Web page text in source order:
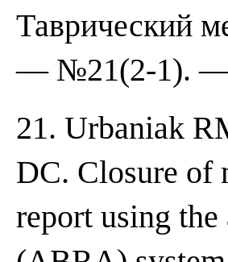
Таврический
— №21(2-1). —
21. Urbaniak
DC. Closure of
report using